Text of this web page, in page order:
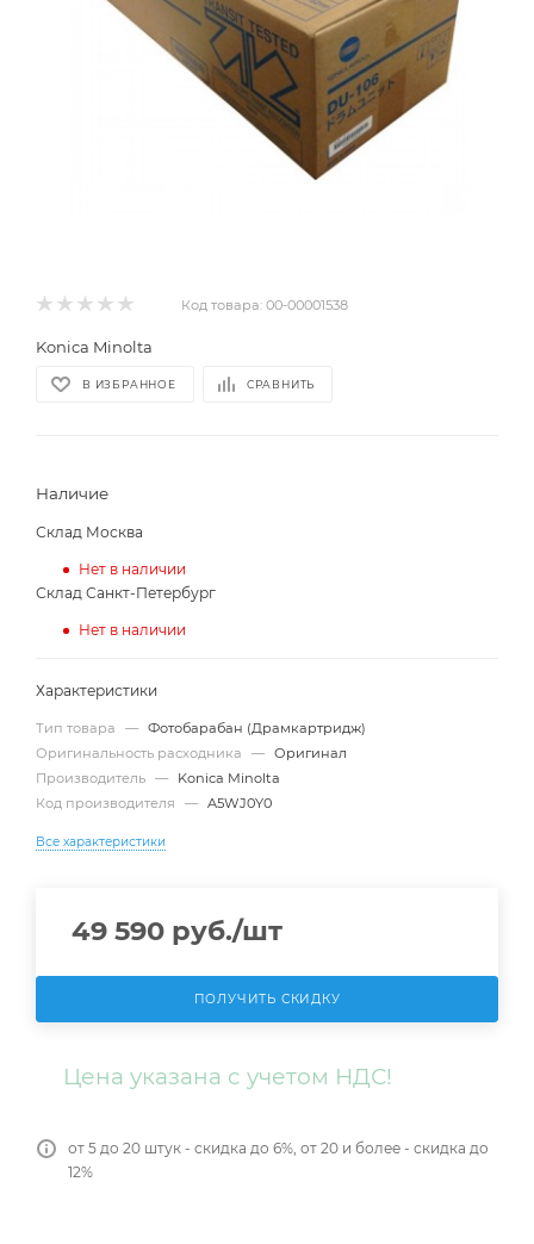
Код товара: 00-00001538
Konica Minolta
В ИЗБРАННОЕ СРАВНИТЬ
Наличие
Склад Москва
Нет в наличии
Склад Санкт-Петербург
Нет в наличии
Характеристики
Тип товара — Фотобарабан (Драмкартридж)
Оригинальность расходника
— Оригинал
Производитель —
Konica Minolta
Код производителя
— A5WJ0Y0
Все характеристики
49 590 руб./шт
ПОЛУЧИТЬ СКИДКУ
Цена указана с учетом НДС!
от 5 до 20 штук - скидка до 6%, от 20 и более - скидка до
12%